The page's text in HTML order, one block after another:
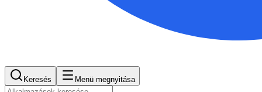
Keresés Menü megnyitása